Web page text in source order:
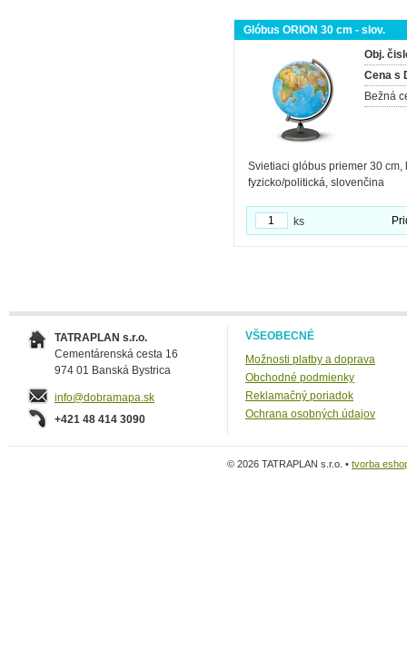
Glóbus ORION 30 cm - slov.
Obj.
Cena s
Bežná
Svietiaci glóbus priemer 30 cm,
fyzicko/politická, slovenčina
ks
TATRAPLAN s.r.o.
Cementárenská cesta 16
974 01 Banská Bystrica
info@dobramapa.sk
+421 48 414 3090
VŠEOBECNÉ
Možnosti platby a doprava
Obchodné podmienky
Reklamačný poriadok
Ochrana osobných údajov
© 2026 TATRAPLAN s.r.o. • tvorba